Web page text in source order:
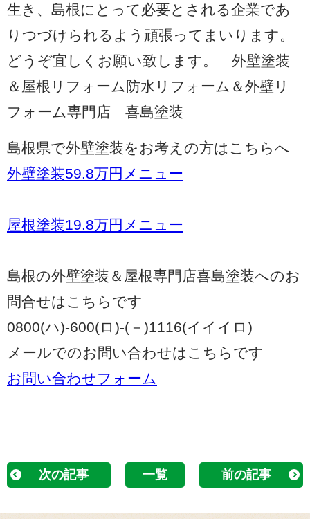
生き、島根にとって必要とされる企業であ
りつづけられるよう頑張ってまいります。
どうぞ宜しくお願い致します。 外壁塗装
＆屋根リフォーム防水リフォーム＆外壁リ
フォーム専門店 喜島塗装
島根県で外壁塗装をお考えの方はこちらへ
外壁塗装59.8万円メニュー
屋根塗装19.8万円メニュー
島根の外壁塗装＆屋根専門店喜島塗装へのお
問合せはこちらです
0800(ハ)-600(ロ)-(－)1116(イイイロ)
メールでのお問い合わせはこちらです
お問い合わせフォーム
次の記事 一覧 前の記事